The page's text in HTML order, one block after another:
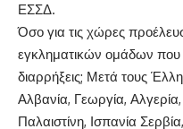
ΕΣΣΔ.
Όσο για τις χώρες
εγκληματικών ομάδων που
διαρρήξεις; Μετά τους
Αλβανία, Γεωργία,
Παλαιστίνη, Ισπανία